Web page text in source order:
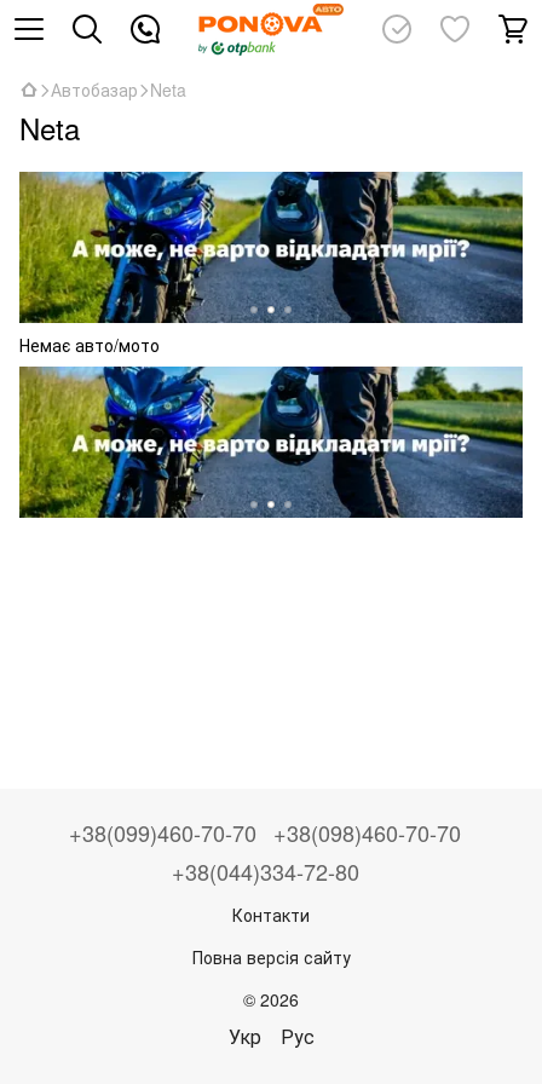
Автобазар Neta
Neta
Немає авто/мото
+38(099)460-70-70
+38(098)460-70-70
+38(044)334-72-80
Контакти
Повна версія сайту
© 2026
Укр Рус